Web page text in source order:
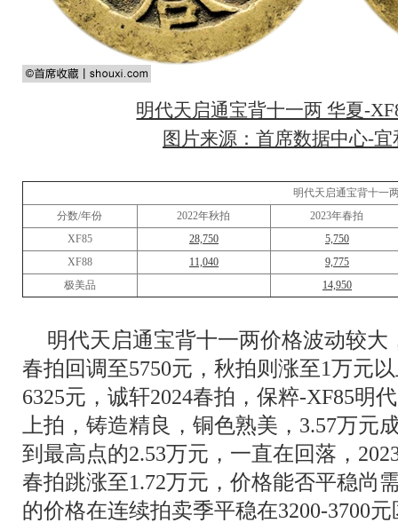
明代天启通宝背十一两 华夏-
图片来源：首席数据中心-
明代天启通宝背十一
分数/年份
2022年秋拍
2023年春拍
XF85
28,750
5,750
XF88
11,040
9,775
极美品
14,950
明代天启通宝背十一两价格波动较大
春拍回调至5750元，秋拍则涨至1万元
6325元，诚轩2024春拍，保粹-XF85明
上拍，铸造精良，铜色熟美，3.57万元
到最高点的2.53万元，一直在回落，
春拍跳涨至1.72万元，价格能否平稳尚
的价格在连续拍卖季平稳在3200-3700